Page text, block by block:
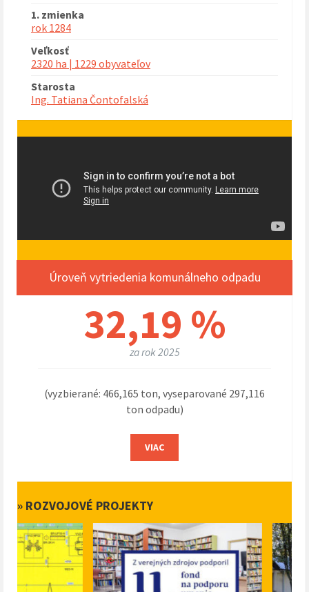
1. zmienka
rok 1284
Veľkosť
2320 ha | 1229 obyvateľov
Starosta
Ing. Tatiana Čontofalská
Úroveň vytriedenia komunálneho odpadu
32,19 %
za rok 2025
(vyzbierané: 466,165 ton, vyseparované 297,116
ton odpadu)
VIAC
» ROZVOJOVÉ PROJEKTY